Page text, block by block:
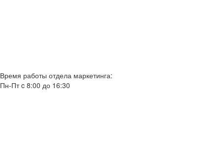
Время работы отдела маркетинга:
Пн-Пт c 8:00 до 16:30